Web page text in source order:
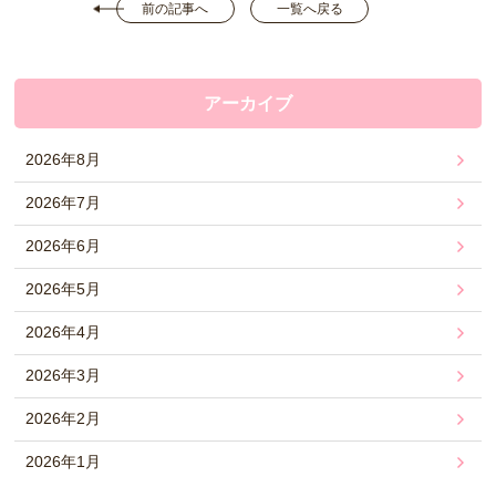
前の記事へ 一覧へ戻る
アーカイブ
2026年8月
2026年7月
2026年6月
2026年5月
2026年4月
2026年3月
2026年2月
2026年1月